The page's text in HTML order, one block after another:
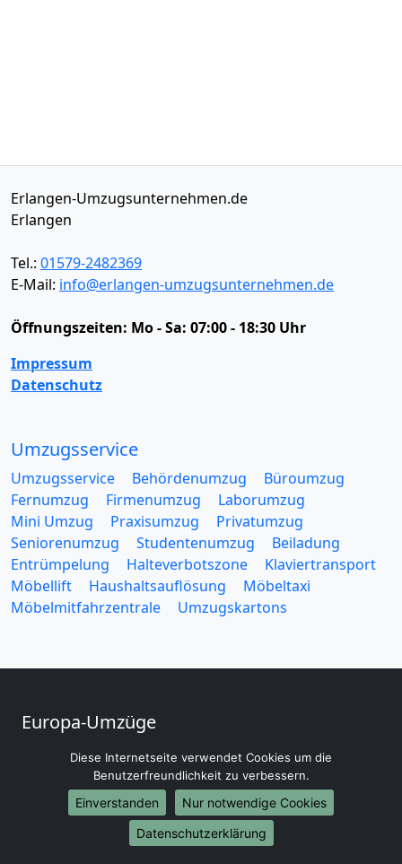
Erlangen-Umzugsunternehmen.de
Erlangen
Tel.: 01579-2482369
E-Mail: info@erlangen-umzugsunternehmen.de
Öffnungszeiten: Mo - Sa: 07:00 - 18:30 Uhr
Impressum
Datenschutz
Umzugsservice
Umzugsservice Behördenumzug
Büroumzug
Fernumzug
Firmenumzug
Laborumzug
Mini Umzug
Praxisumzug
Privatumzug
Seniorenumzug
Studentenumzug
Beiladung
Entrümpelung
Halteverbotszone
Klaviertransport
Möbellift
Haushaltsauflösung
Möbeltaxi
Möbelmitfahrzentrale
Umzugskartons
Europa-Umzüge
Umzug von Erlangen nach Belarus
Umzug von Erlangen nach Belgien
Umzug von Erlangen nach Bulgarien
Umzug von Erlangen nach Dänemark
Umzug von Erlangen nach England
Diese Internetseite verwendet Cookies um die
Benutzerfreundlichkeit zu verbessern.
Einverstanden
Nur notwendige Cookies
Datenschutzerklärung